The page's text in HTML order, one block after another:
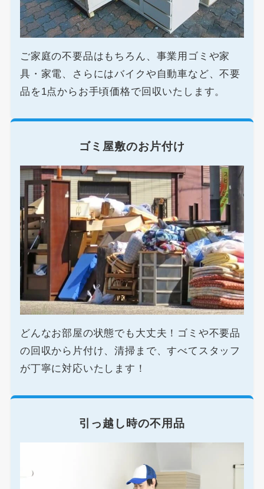
ご家庭の不要品はもちろん、事業用ゴミや家
具・家電、さらにはバイクや自動車など、不要
品を1点からお手頃価格で回収いたします。
ゴミ屋敷のお片付け
どんなお部屋の状態でも大丈夫！ゴミや不要品
の回収から片付け、清掃まで、すべてスタッフ
が丁寧に対応いたします！
引っ越し時の不用品